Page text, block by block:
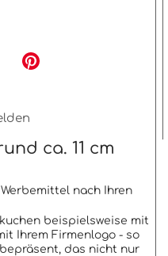
ca. 11 cm
nach Ihren
beispielsweise mit
Ihrem Firmenlogo - so
das nicht nur